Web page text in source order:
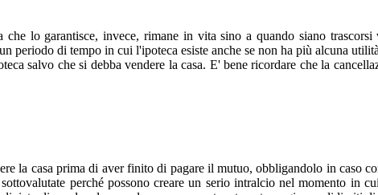
lo garantisce, invece, rimane in vita sino a quando siano
periodo di tempo in cui l'ipoteca esiste anche se non ha più alcuna
salvo che si debba vendere la casa. E' bene ricordare che la
la casa prima di aver finito di pagare il mutuo, obbligandolo in caso
perché possono creare un serio intralcio nel momento in